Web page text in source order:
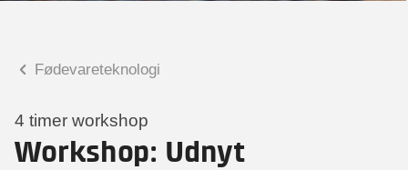
Fødevareteknologi
4 timer workshop
Workshop: Udnyt
Knud Erik Hilding-Hamann